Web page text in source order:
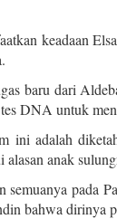
keadaan
baru dari
DNA untuk
ini adalah
anak
semuanya pada
bahwa dirinya